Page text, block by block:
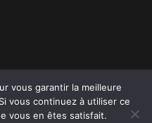
vous garantir la meilleure
vous continuez à utiliser ce
vous en êtes satisfait.